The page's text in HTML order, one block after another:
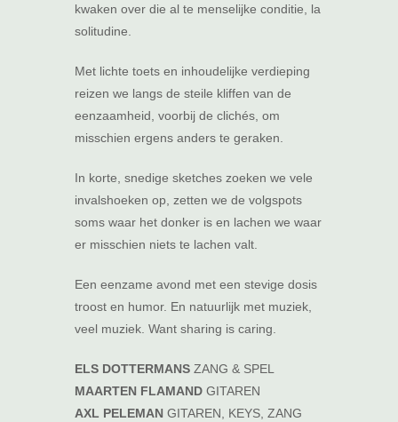
kwaken over die al te menselijke conditie, la
solitudine.
Met lichte toets en inhoudelijke verdieping
reizen we langs de steile kliffen van de
eenzaamheid, voorbij de clichés, om
misschien ergens anders te geraken.
In korte, snedige sketches zoeken we vele
invalshoeken op, zetten we de volgspots
soms waar het donker is en lachen we waar
er misschien niets te lachen valt.
Een eenzame avond met een stevige dosis
troost en humor. En natuurlijk met muziek,
veel muziek. Want sharing is caring.
ELS DOTTERMANS ZANG & SPEL
MAARTEN FLAMAND GITAREN
AXL PELEMAN GITAREN, KEYS, ZANG